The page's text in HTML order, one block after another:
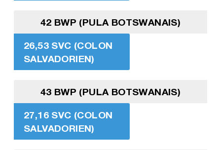
42 BWP (PULA BOTSWANAIS)
26,53 SVC (COLON
SALVADORIEN)
43 BWP (PULA BOTSWANAIS)
27,16 SVC (COLON
SALVADORIEN)